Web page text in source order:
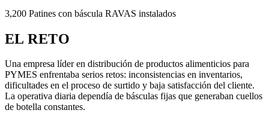
3,200 Patines con báscula RAVAS instalados
EL RETO
Una empresa líder en distribución de productos alimenticios para
PYMES enfrentaba serios retos: inconsistencias en inventarios,
dificultades en el proceso de surtido y baja satisfacción del cliente.
La operativa diaria dependía de básculas fijas que generaban cuellos
de botella constantes.